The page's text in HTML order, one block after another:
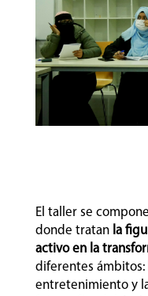
El taller se
donde tratan la
activo en la
diferentes ámbitos:
entretenimiento y